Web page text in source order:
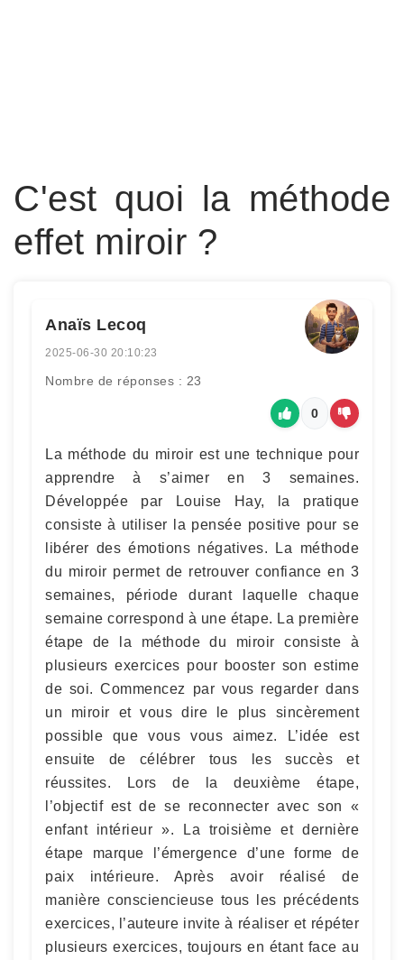
C'est quoi la méthode
effet miroir ?
Anaïs Lecoq
2025-06-30 20:10:23
Nombre de réponses : 23
0
La méthode du miroir est une technique pour
apprendre à s’aimer en 3 semaines.
Développée par Louise Hay, la pratique
consiste à utiliser la pensée positive pour se
libérer des émotions négatives. La méthode
du miroir permet de retrouver confiance en 3
semaines, période durant laquelle chaque
semaine correspond à une étape. La première
étape de la méthode du miroir consiste à
plusieurs exercices pour booster son estime
de soi. Commencez par vous regarder dans
un miroir et vous dire le plus sincèrement
possible que vous vous aimez. L’idée est
ensuite de célébrer tous les succès et
réussites. Lors de la deuxième étape,
l’objectif est de se reconnecter avec son «
enfant intérieur ». La troisième et dernière
étape marque l’émergence d’une forme de
paix intérieure. Après avoir réalisé de
manière consciencieuse tous les précédents
exercices, l’auteure invite à réaliser et répéter
plusieurs exercices, toujours en étant face au